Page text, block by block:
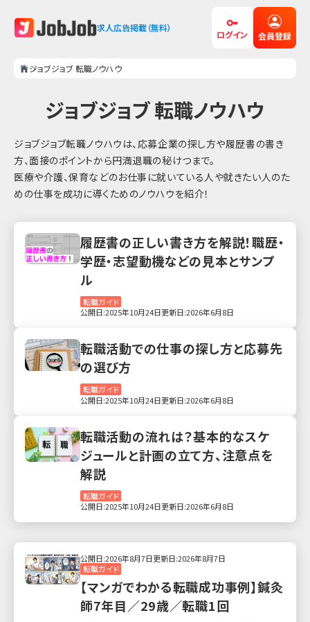
求人広告掲載（無料）
ログイン 会員登録
ジョブジョブ 転職ノウハウ
ジョブジョブ 転職ノウハウ
ジョブジョブ転職ノウハウは、応募企業の探し方や履歴書の書き
方、面接のポイントから円満退職の秘けつまで。
医療や介護、保育などのお仕事に就いている人や就きたい人のた
めの仕事を成功に導くためのノウハウを紹介！
履歴書の正しい書き方を解説！職歴・
学歴・志望動機などの見本とサンプ
ル
転職ガイド
公開日:2025年10月24日更新日:2026年6月8日
転職活動での仕事の探し方と応募先
の選び方
転職ガイド
公開日:2025年10月24日更新日:2026年6月8日
転職活動の流れは？基本的なスケ
ジュールと計画の立て方、注意点を
解説
転職ガイド
公開日:2025年10月24日更新日:2026年6月8日
転職ガイド
公開日:2026年8月7日更新日:2026年8月7日
【マンガでわかる転職成功事例】鍼灸
師7年目／29歳／転職1回